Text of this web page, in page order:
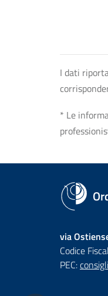
I dati
* Le
via
Codice
PEC: